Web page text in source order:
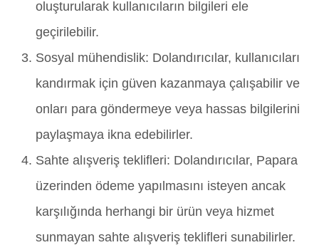
oluşturularak kullanıcıların bilgileri ele
geçirilebilir.
Sosyal mühendislik: Dolandırıcılar, kullanıcıları
kandırmak için güven kazanmaya çalışabilir ve
onları para göndermeye veya hassas bilgilerini
paylaşmaya ikna edebilirler.
Sahte alışveriş teklifleri: Dolandırıcılar, Papara
üzerinden ödeme yapılmasını isteyen ancak
karşılığında herhangi bir ürün veya hizmet
sunmayan sahte alışveriş teklifleri sunabilirler.